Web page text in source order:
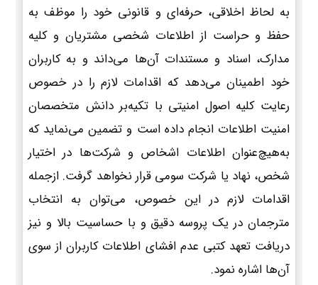
به لحاظ اخلاقی، حرفه‌ای و قانونی خود را موظف به
حفظ و حراست از اطلاعات شخصی مشتریان و کلیه
مدارک، اسناد و مستندات آن‌ها می‌داند و به کاربران
خود اطمینان می‌دهد که اقدامات لازم را در خصوص
رعایت کلیه اصول امنیتی با تکیه‌بر دانش متخصصان
امنیت اطلاعات انجام داده است و تضمین می‌نماید که
به‌هیچ‌عنوان اطلاعات اشخاص و شرکت‌ها در اختیار
شخص، نهاد یا شرکت سومی قرار نخواهد گرفت. ازجمله
اقدامات لازم در این خصوص، می‌توان به انتخاب
مترجمان در یک پروسه دقیق و با حساسیت بالا و نیز
دریافت تعهد کتبی عدم افشای اطلاعات کاربران از سوی
آن‌ها اشاره نمود.